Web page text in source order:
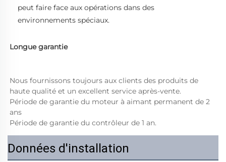
peut faire face aux opérations dans des
environnements spéciaux.
Longue garantie
Nous fournissons toujours aux clients des produits de
haute qualité et un excellent service après-vente.
Période de garantie du moteur à aimant permanent de 2
ans
Période de garantie du contrôleur de 1 an.
Données d'installation